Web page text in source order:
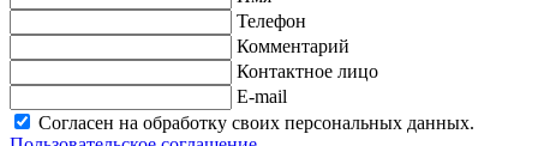
Телефон
Комментарий
Контактное лицо
E-mail
Согласен на обработку своих персональных данных.